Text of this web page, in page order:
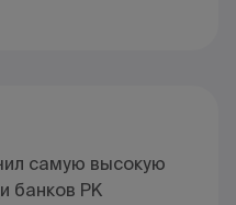
самую высокую
банков РК